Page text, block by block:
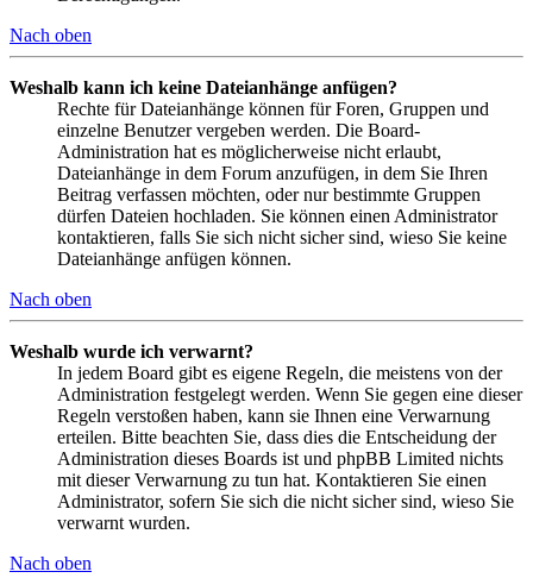
Nach oben
Weshalb kann ich keine Dateianhänge anfügen?
Rechte für Dateianhänge können für Foren, Gruppen und
einzelne Benutzer vergeben werden. Die Board-
Administration hat es möglicherweise nicht erlaubt,
Dateianhänge in dem Forum anzufügen, in dem Sie Ihren
Beitrag verfassen möchten, oder nur bestimmte Gruppen
dürfen Dateien hochladen. Sie können einen Administrator
kontaktieren, falls Sie sich nicht sicher sind, wieso Sie keine
Dateianhänge anfügen können.
Nach oben
Weshalb wurde ich verwarnt?
In jedem Board gibt es eigene Regeln, die meistens von der
Administration festgelegt werden. Wenn Sie gegen eine dieser
Regeln verstoßen haben, kann sie Ihnen eine Verwarnung
erteilen. Bitte beachten Sie, dass dies die Entscheidung der
Administration dieses Boards ist und phpBB Limited nichts
mit dieser Verwarnung zu tun hat. Kontaktieren Sie einen
Administrator, sofern Sie sich die nicht sicher sind, wieso Sie
verwarnt wurden.
Nach oben